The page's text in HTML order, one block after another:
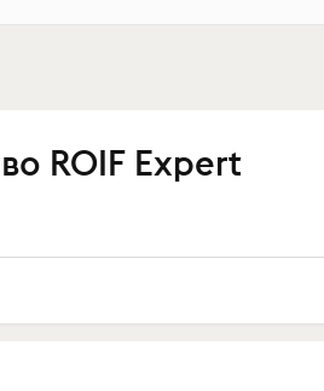
ROIF Expert